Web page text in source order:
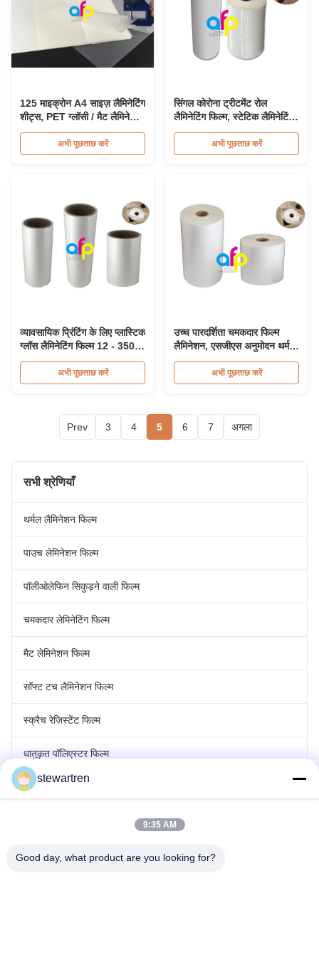
125 माइक्रोन A4 साइज़ लैमिनेटिंग
शीट्स, PET ग्लॉसी / मैट लैमिनेटिंग
पाउच
अभी पूछताछ करें
सिंगल कोरोना ट्रीटमेंट रोल
लैमिनेटिंग फिल्म, स्टेटिक लैमिनेटिंग
रोल्स को कम करना
अभी पूछताछ करें
व्यावसायिक प्रिंटिंग के लिए प्लास्टिक
ग्लॉस लैमिनेटिंग फिल्म 12 - 350
माइक्रोन मोटाई
अभी पूछताछ करें
उच्च पारदर्शिता चमकदार फिल्म
लैमिनेशन, एसजीएस अनुमोदन थर्मल
लैमिनेशन फिल्म
अभी पूछताछ करें
Prev 3 4 5 6 7 अगला
सभी श्रेणियाँ
थर्मल लैमिनेशन फिल्म
पाउच लेमिनेशन फिल्म
पॉलीओलेफिन सिकुड़ने वाली फिल्म
चमकदार लेमिनेटिंग फिल्म
मैट लेमिनेशन फिल्म
सॉफ्ट टच लैमिनेशन फिल्म
स्क्रैच रेज़िस्टेंट फिल्म
धातुकृत पॉलिएस्टर फिल्म
लेजर होलोग्राफिक फिल्म
stewartren
9:35 AM
Good day, what product are you looking for?